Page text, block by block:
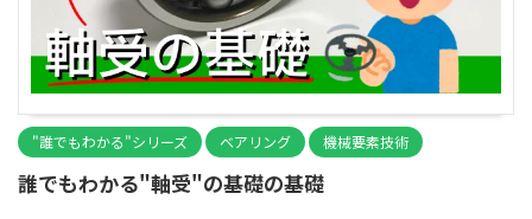
"誰でもわかる"シリーズ ベアリング 機械要素技術
誰でもわかる"軸受"の基礎の基礎